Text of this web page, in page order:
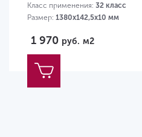
Класс применения: 32 класс
Размер: 1380х142,5х10 мм
1 970 руб. м2